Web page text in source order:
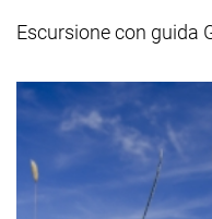
Escursione con guida